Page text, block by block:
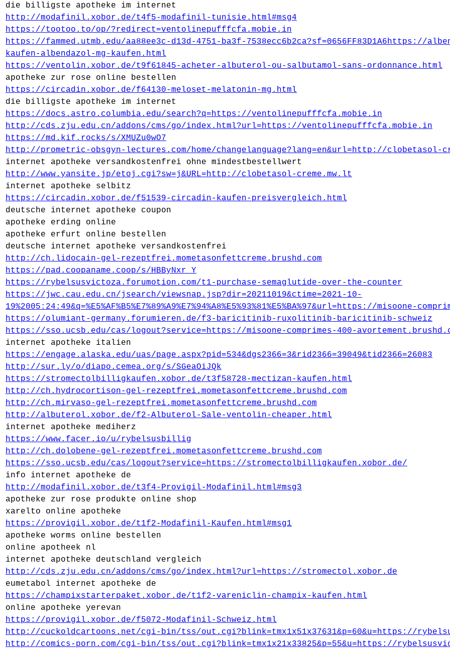
die billigste apotheke im internet
http://modafinil.xobor.de/t4f5-modafinil-tunisie.html#msg4
https://tootoo.to/op/?redirect=ventolinepufffcfa.mobie.in
https://fammed.utmb.edu/aa88ee3c-d13d-4751-ba3f-7538ecc6b2ca?sf=0656FF83D1A6https://
kaufen-albendazol-mg-kaufen.html
https://ventolin.xobor.de/t9f61845-acheter-albuterol-ou-salbutamol-sans-ordonnance.html
apotheke zur rose online bestellen
https://circadin.xobor.de/f64130-meloset-melatonin-mg.html
die billigste apotheke im internet
https://docs.astro.columbia.edu/search?q=https://ventolinepufffcfa.mobie.in
http://cds.zju.edu.cn/addons/cms/go/index.html?url=https://ventolinepufffcfa.mobie.in
https://md.kif.rocks/s/XMUZu0wO7
http://prometric-obsgyn-lectures.com/home/changelanguage?lang=en&url=http://clobetasol-
internet apotheke versandkostenfrei ohne mindestbestellwert
http://www.yansite.jp/etoj.cgi?sw=j&URL=http://clobetasol-creme.mw.lt
internet apotheke selbitz
https://circadin.xobor.de/f51539-circadin-kaufen-preisvergleich.html
deutsche internet apotheke coupon
apotheke erding online
apotheke erfurt online bestellen
deutsche internet apotheke versandkostenfrei
http://ch.lidocain-gel-rezeptfrei.mometasonfettcreme.brushd.com
https://pad.coopaname.coop/s/HBByNxr_Y
https://rybelsusvictoza.forumotion.com/t1-purchase-semaglutide-over-the-counter
https://jwc.cau.edu.cn/jsearch/viewsnap.jsp?dir=20211019&ctime=2021-10-
19%2005:24:49&q=%E5%AF%B5%E7%89%A9%E7%94%A8%E5%93%81%E5%BA%97&url=https://misoone-
https://olumiant-germany.forumieren.de/f3-baricitinib-ruxolitinib-baricitinib-schweiz
https://sso.ucsb.edu/cas/logout?service=https://misoone-comprimes-400-
internet apotheke italien
https://engage.alaska.edu/uas/page.aspx?pid=534&dgs2366=3&rid2366=39049&tid2366=26083
http://sur.ly/o/diapo.cemea.org/s/SGeaOiJQk
https://stromectolbilligkaufen.xobor.de/t3f58728-mectizan-kaufen.html
http://ch.hydrocortison-gel-rezeptfrei.mometasonfettcreme.brushd.com
http://ch.mirvaso-gel-rezeptfrei.mometasonfettcreme.brushd.com
http://albuterol.xobor.de/f2-Albuterol-Sale-ventolin-cheaper.html
internet apotheke mediherz
https://www.facer.io/u/rybelsusbillig
http://ch.dolobene-gel-rezeptfrei.mometasonfettcreme.brushd.com
https://sso.ucsb.edu/cas/logout?service=https://stromectolbilligkaufen.xobor.de/
info internet apotheke de
http://modafinil.xobor.de/t3f4-Provigil-Modafinil.html#msg3
apotheke zur rose produkte online shop
xarelto online apotheke
https://provigil.xobor.de/t1f2-Modafinil-Kaufen.html#msg1
apotheke worms online bestellen
online apotheek nl
internet apotheke deutschland vergleich
http://cds.zju.edu.cn/addons/cms/go/index.html?url=https://stromectol.xobor.de
eumetabol internet apotheke de
https://champixstarterpaket.xobor.de/t1f2-vareniclin-champix-kaufen.html
online apotheke yerevan
https://provigil.xobor.de/f5072-Modafinil-Schweiz.html
http://cuckoldcartoons.net/cgi-bin/tss/out.cgi?blink=tmx1x51x37631&p=60&u=https://
http://comics-porn.com/cgi-bin/tss/out.cgi?blink=tmx1x21x33825&p=55&u=https://